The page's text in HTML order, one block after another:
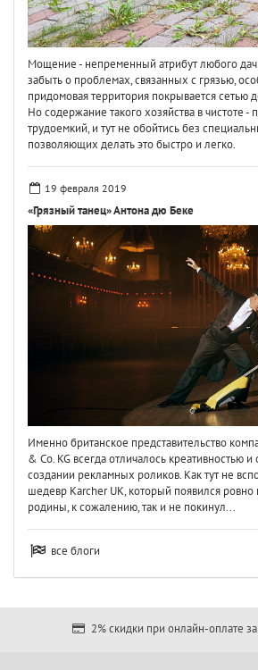
Мощение - непременный атрибут любого
забыть о проблемах, связанных с грязью,
придомовая территория покрывается сетью
Но содержание такого хозяйства в чистоте -
трудоемкий, и тут не обойтись без
позволяющих делать это быстро и легко.
19 февраля 2019
«Грязный танец» Антона дю Беке
Именно британское представительство
& Co. KG всегда отличалось креативностью
создании рекламных роликов. Как тут не
шедевр Karcher UK, который появился ровно
родины, к сожалению, так и не покинул...
все блоги
2% скидки при онлайн-оплате